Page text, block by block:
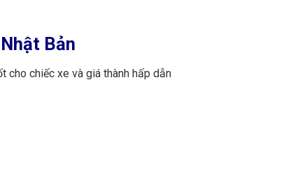
Bản
chiếc xe và giá thành hấp dẫn